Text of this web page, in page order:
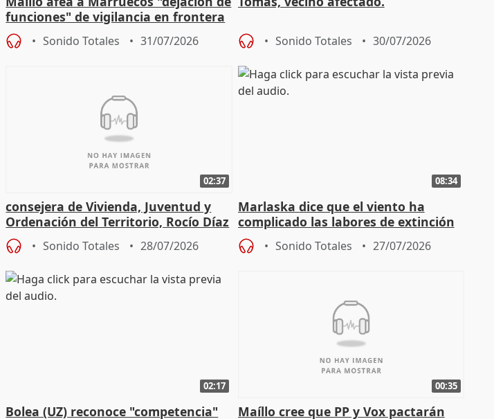
funciones" de vigilancia en frontera
con Ceuta
Sonido Totales 31/07/2026 Sonido Totales 30/07/2026
02:37
consejera de Vivienda, Juventud y
Ordenación del Territorio, Rocío Díaz
Sonido Totales 28/07/2026
08:34
Marlaska dice que el viento ha
complicado las labores de extinción
durante la madrugada
Sonido Totales 27/07/2026
02:17
Bolea (UZ) reconoce "competencia"
00:35
Maíllo cree que PP y Vox pactarán